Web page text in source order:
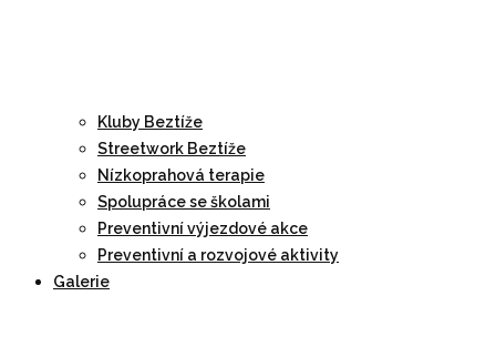
Kluby Beztíže
Streetwork Beztíže
Nízkoprahová terapie
Spolupráce se školami
Preventivní výjezdové akce
Preventivní a rozvojové aktivity
Galerie